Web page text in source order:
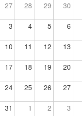
27 28 29 30
3 4 5 6
10 11 12 13
17 18 19 20
24 25 26 27
31 1 2 3